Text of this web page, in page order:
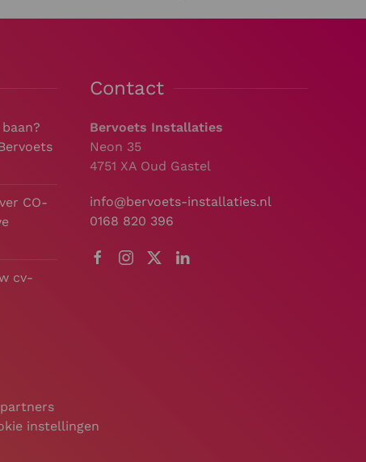
CO-
cv-
Contact
Bervoets Installaties
Neon 35
4751 XA Oud Gastel
info@bervoets-installaties.nl
0168 820 396
instellingen